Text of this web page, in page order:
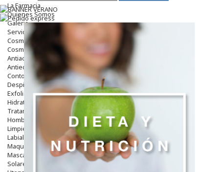
La Farmacia
Quienes Somos
Galeria
Servicios
Cosmética
Cosmética Facial
Antiacné
Antiedad
Contorno De Ojos
Despigmentantes
Exfoliantes
Hidratantes
Tratamientos De Noche
Hombre
Limpieza
Labiales
Maquillajes Y Color
Mascarillas
Solares